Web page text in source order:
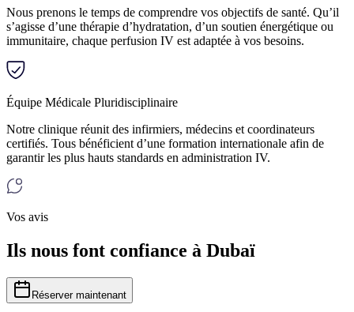
Nous prenons le temps de comprendre vos objectifs de santé. Qu’il
s’agisse d’une thérapie d’hydratation, d’un soutien énergétique ou
immunitaire, chaque perfusion IV est adaptée à vos besoins.
Équipe Médicale Pluridisciplinaire
Notre clinique réunit des infirmiers, médecins et coordinateurs
certifiés. Tous bénéficient d’une formation internationale afin de
garantir les plus hauts standards en administration IV.
Vos avis
Ils nous font confiance à Dubaï
Réserver maintenant